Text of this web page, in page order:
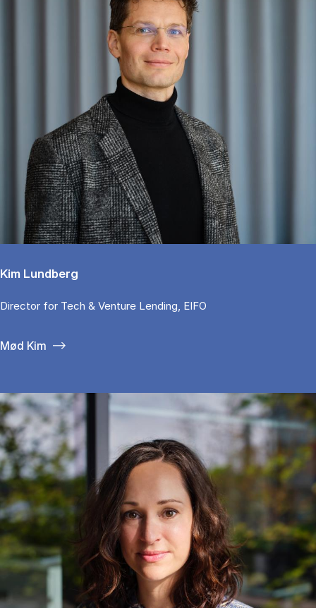
Kim Lundberg
Di­rector for Tech & Ven­tu­re Len­ding, EIFO
Mød Kim